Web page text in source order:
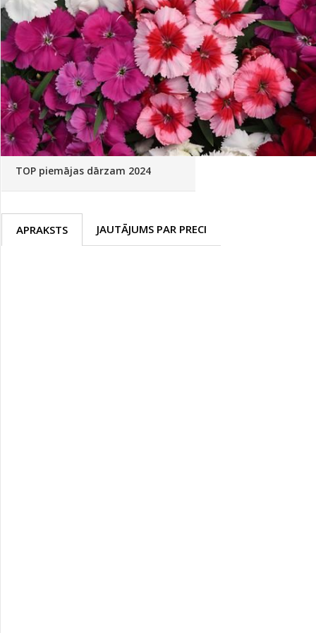
Palīglīdzekļi augu audzēšanai(72)
Klientu Diena
Novatec - izcils mēslošanai arī
sezonas otrajā pusē!
Piedāvājums ābeļdārziem
TOP piemājas dārzam 2024
APRAKSTS JAUTĀJUMS PAR PRECI